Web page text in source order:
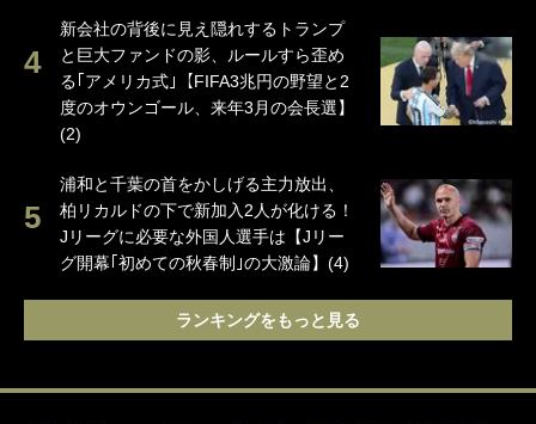
新会社の背後に見え隠れするトランプ
と巨大ファンドの影、ルールすら歪め
る｢アメリカ式｣【FIFA3兆円の野望と2
度のオウンゴール、来年3月の会長選】
(2)
浦和と千葉の首をかしげる主力放出、
柏リカルドの下で新加入2人が化ける！
Jリーグに必要な外国人選手は【Jリー
グ開幕｢初めての秋春制｣の大激論】(4)
ランキングをもっと見る